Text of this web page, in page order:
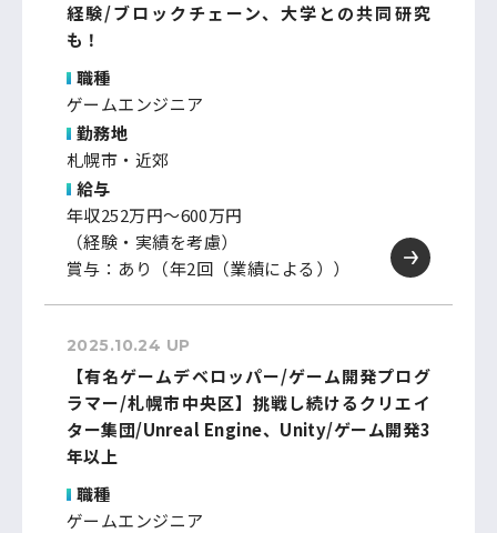
経験/ブロックチェーン、大学との共同研究
も！
職種
ゲームエンジニア
勤務地
札幌市・近郊
給与
年収252万円～600万円
（経験・実績を考慮）
賞与：あり（年2回（業績による））
2025.10.24 UP
【有名ゲームデベロッパー/ゲーム開発プログ
ラマー/札幌市中央区】挑戦し続けるクリエイ
ター集団/Unreal Engine、Unity/ゲーム開発3
年以上
職種
ゲームエンジニア